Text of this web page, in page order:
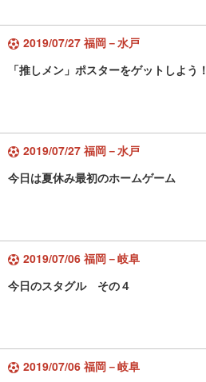
2019/07/27 福岡－水戸
「推しメン」ポスターをゲットしよう！
2019/07/27 福岡－水戸
今日は夏休み最初のホームゲーム
2019/07/06 福岡－岐阜
今日のスタグル その４
2019/07/06 福岡－岐阜